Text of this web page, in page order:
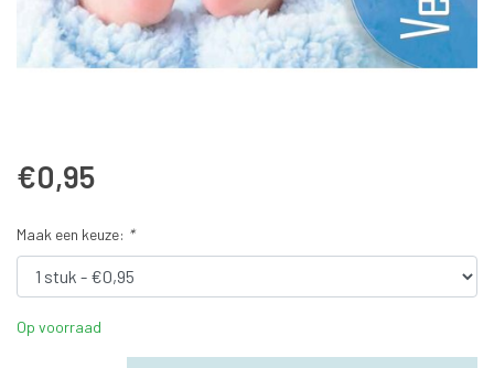
€0,95
Maak een keuze: *
Op voorraad